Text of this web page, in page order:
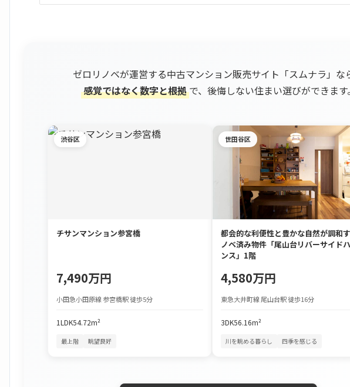
ゼロリノベが運営する中古マンション販売サイト「スムナラ」な
感覚ではなく数字と根拠で、後悔しない住まい選びができます
渋谷区
チサンマンション参宮橋
7,490万円
小田急小田原線 参宮橋駅 徒歩5分
1LDK54.72m²
最上階 眺望良好
世田谷区
都会的な利便性と豊かな自然が調和
ノベ済み物件「尾山台リバーサイド
ンス」1階
4,580万円
東急大井町線 尾山台駅 徒歩16分
3DK56.16m²
川を眺める暮らし 四季を感じる